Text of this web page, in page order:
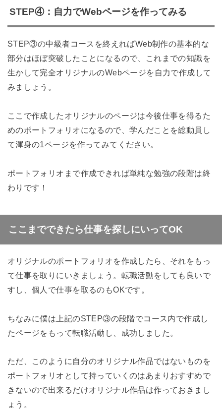
STEP④：自力でWebページを作ってみる
STEP③の中級者コースを終えればWeb制作の基本的な
部分はほぼ突破したことになるので、これまでの知識を
生かして完全オリジナルのWebページを自力で作成して
みましょう。
ここで作成したオリジナルのページは今後仕事を得るた
めのポートフォリオになるので、学んだことを総動員し
て渾身の1ページを作ってみてください。
ポートフォリオまで作成できれば単純な勉強の段階は終
わりです！
ここまでできたら仕事を探しにいってOK
オリジナルのポートフォリオを作成したら、それをもっ
て仕事を取りにいきましょう。転職活動をしても良いで
すし、個人で仕事を取るのもOKです。
ちなみに僕は上記のSTEP③の段階でコース内で作成し
たページをもって転職活動し、成功しました。
ただ、このように自分のオリジナル作品ではないものを
ポートフォリオとして持っていくのはあまりおすすめで
きないので出来るだけオリジナル作品は作っておきまし
ょう。